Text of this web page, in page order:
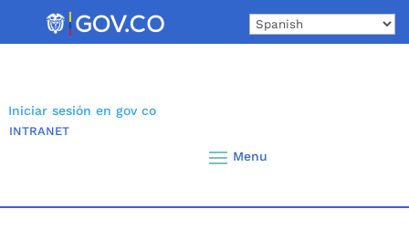
Iniciar sesión en gov co
INTRANET